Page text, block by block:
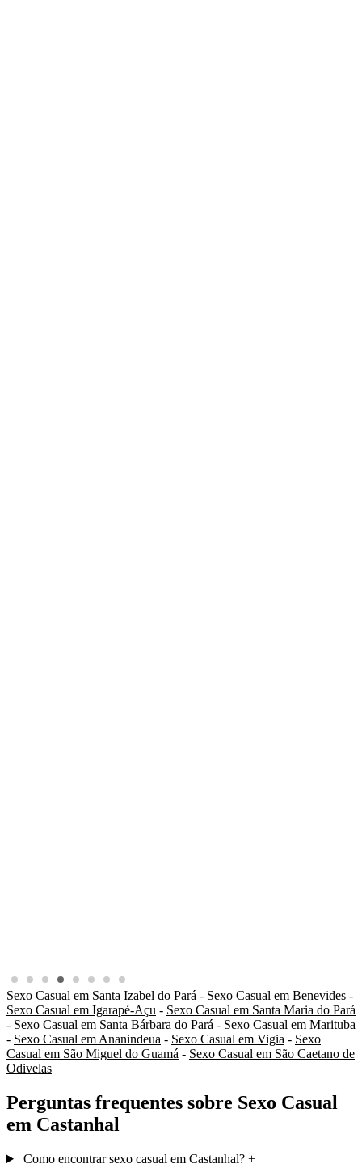
Sexo Casual em Santa Izabel do Pará - Sexo Casual em Benevides -
Sexo Casual em Igarapé-Açu - Sexo Casual em Santa Maria do Pará
- Sexo Casual em Santa Bárbara do Pará - Sexo Casual em Marituba
- Sexo Casual em Ananindeua - Sexo Casual em Vigia - Sexo
Casual em São Miguel do Guamá - Sexo Casual em São Caetano de
Odivelas
Perguntas frequentes sobre Sexo Casual
em Castanhal
Como encontrar sexo casual em Castanhal? +